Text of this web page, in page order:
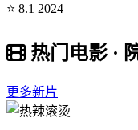
⭐ 8.1 2024
热门电影 ·
更多新片